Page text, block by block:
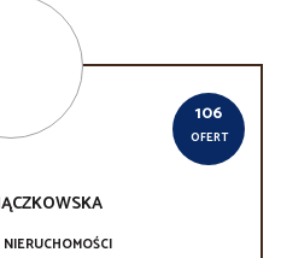
106
OFERT